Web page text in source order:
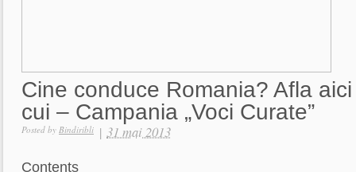
Cine conduce Romania? Afla
cui – Campania „Voci Curate”
Posted by Bindiribli | 31 mai 2013
Contents